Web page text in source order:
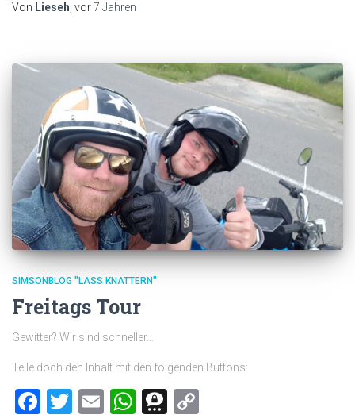
Von Lieseh , vor7 Jahren
SIMSONBLOG "LASS KNATTERN"
Freitags Tour
Gewitter? Wir sind schneller…
Teile doch den Inhalt mit den folgenden Buttons:
Facebook
Twitter
EmailWhatsApp
Threema